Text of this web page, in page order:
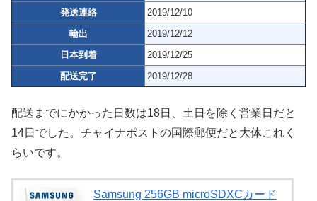
発送連絡
2019/12/10
輸出
2019/12/12
日本到着
2019/12/25
配送完了
2019/12/28
配送までにかかった日数は18日、土日を除く営業日だと
14日でした。チャイナポストの国際郵便だと大体これく
らいです。
Samsung 256GB microSDXCカード